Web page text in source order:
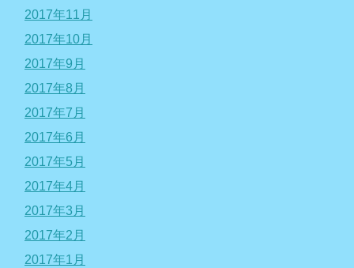
2017年11月
2017年10月
2017年9月
2017年8月
2017年7月
2017年6月
2017年5月
2017年4月
2017年3月
2017年2月
2017年1月